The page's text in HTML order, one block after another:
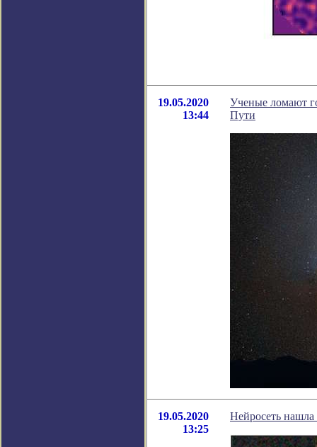
19.05.2020
13:44
Ученые ломают
Пути
19.05.2020
13:25
Нейросеть